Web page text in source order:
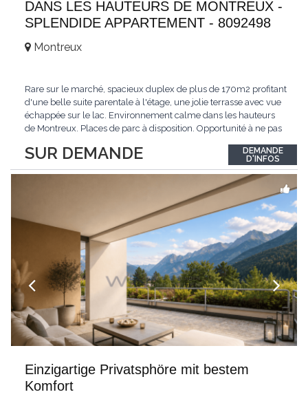
DANS LES HAUTEURS DE MONTREUX -
SPLENDIDE APPARTEMENT - 8092498
SUR DEMANDE
Montreux
Rare sur le marché, spacieux duplex de plus de 170m2 profitant
d'une belle suite parentale à l'étage, une jolie terrasse avec vue
échappée sur le lac. Environnement calme dans les hauteurs
de Montreux. Places de parc à disposition. Opportunité à ne pas
auf dem Markt, geräumiges Duplex von mehr als 170m2 mit
einer schönen...
DEMANDE
D'INFOS
Einzigartige Privatsphöre mit bestem
Komfort